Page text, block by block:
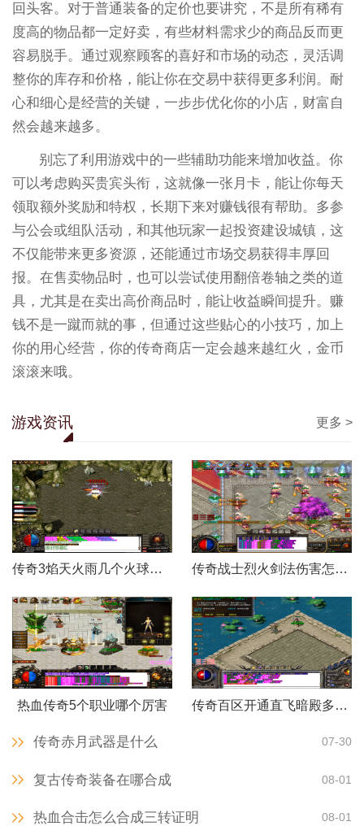
回头客。对于普通装备的定价也要讲究，不是所有稀有
度高的物品都一定好卖，有些材料需求少的商品反而更
容易脱手。通过观察顾客的喜好和市场的动态，灵活调
整你的库存和价格，能让你在交易中获得更多利润。耐
心和细心是经营的关键，一步步优化你的小店，财富自
然会越来越多。
别忘了利用游戏中的一些辅助功能来增加收益。你
可以考虑购买贵宾头衔，这就像一张月卡，能让你每天
领取额外奖励和特权，长期下来对赚钱很有帮助。多参
与公会或组队活动，和其他玩家一起投资建设城镇，这
不仅能带来更多资源，还能通过市场交易获得丰厚回
报。在售卖物品时，也可以尝试使用翻倍卷轴之类的道
具，尤其是在卖出高价商品时，能让收益瞬间提升。赚
钱不是一蹴而就的事，但通过这些贴心的小技巧，加上
你的用心经营，你的传奇商店一定会越来越红火，金币
滚滚来哦。
游戏资讯 更多 >
传奇3焰天火雨几个火球怎么打 传奇战士烈火剑法伤害怎么样
热血传奇5个职业哪个厉害 传奇百区开通直飞暗殿多少钱
传奇赤月武器是什么 07-30
复古传奇装备在哪合成 08-01
热血合击怎么合成三转证明 08-01